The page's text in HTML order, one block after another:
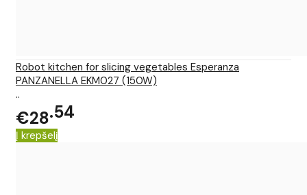
Robot kitchen for slicing vegetables Esperanza
PANZANELLA EKM027 (150W)
..
€28 54
Į krepšelį